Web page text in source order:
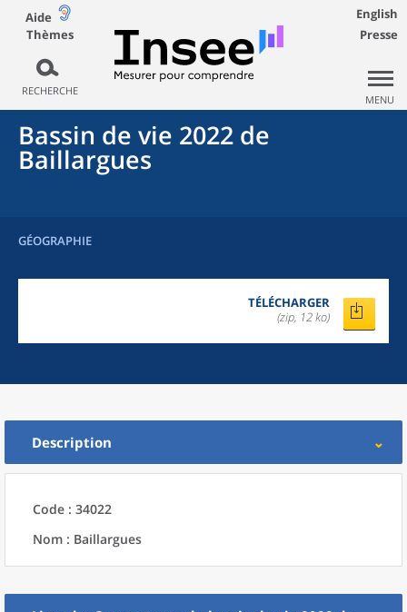
Aide
Thèmes
RECHERCHE
English
Presse
MENU
Bassin de vie 2022 de
Baillargues
GÉOGRAPHIE
TÉLÉCHARGER
(zip, 12 ko)
Description
Code : 34022
Nom : Baillargues